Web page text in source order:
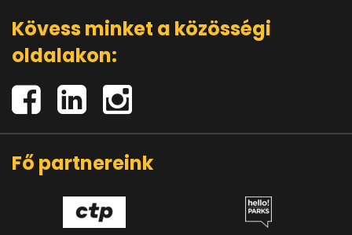
Kövess minket a közösségi
oldalakon:
Fő partnereink